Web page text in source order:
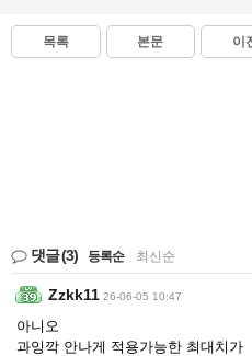
목록 본문 이
댓글(3) 등록순 최신순
Zzkk11 26-06-05 10:47
아니오
과잉깍 안나게 적용가능한 최대치가